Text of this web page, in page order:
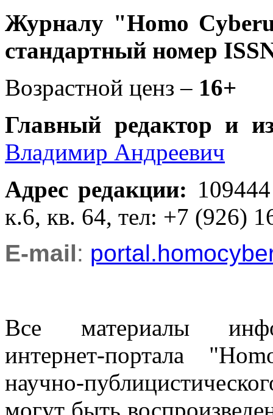
Журналу "Homo
стандартный номер
Возрастной ценз – 16+
Главный редактор и
Владимир Андреевич
Адрес редакции:
к.6, кв. 64, тел: +7 (926)
E-mail:
Все материалы
интернет-портала
научно-